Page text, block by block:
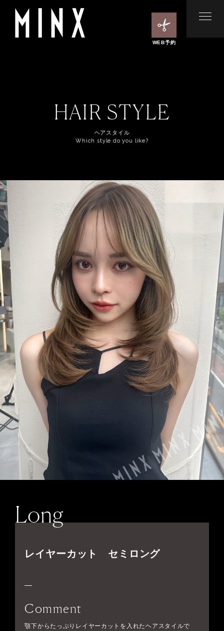
WEB予約
HAIR STYLE
ヘアスタイル
Which style do you like?
Long
レイヤーカット セミロング
Comment
顎下からたっぷりレイヤーカットを入れたヘアスタイルで